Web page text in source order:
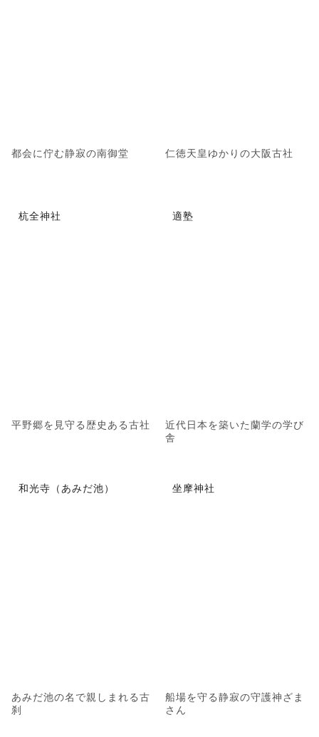
都会に佇む静寂の南御堂 仁徳天皇ゆかりの大阪古社
杭全神社
平野郷を見守る歴史ある古社
適塾
近代日本を築いた蘭学の学び
舎
和光寺（あみだ池）
あみだ池の名で親しまれる古
刹
坐摩神社
船場を守る静寂の守護神ざま
さん